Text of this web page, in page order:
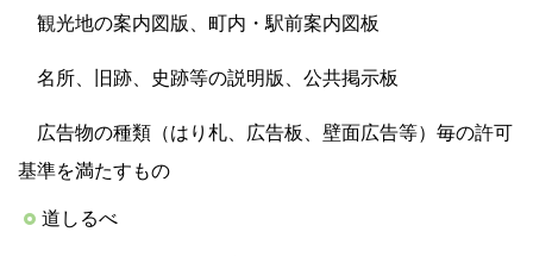
観光地の案内図版、町内・駅前案内図板
名所、旧跡、史跡等の説明版、公共掲示板
広告物の種類（はり札、広告板、壁面広告等）毎の許可
基準を満たすもの
道しるべ